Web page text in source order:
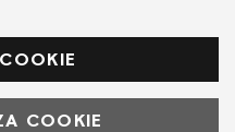
COOKIE